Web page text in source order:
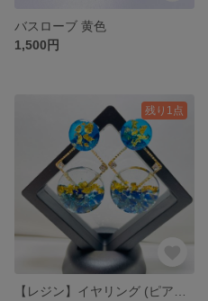
バスローブ 黄色
1,500円
残り1点